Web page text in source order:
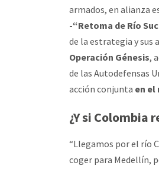
armados, en alianza
-“Retoma de Río
de la estrategia y sus
Operación Génesis,
de las Autodefensas
acción conjunta en el
¿Y si Colombia
“Llegamos por el río
coger para Medellín,